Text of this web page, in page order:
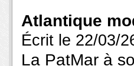
Atlantique
Écrit le 22/03/
La PatMar à